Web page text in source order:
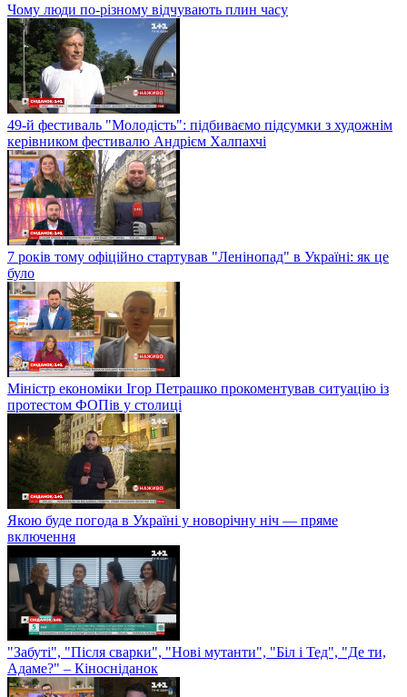
Чому люди по-різному відчувають плин часу
49-й фестиваль "Молодість": підбиваємо підсумки з художнім
керівником фестивалю Андрієм Халпахчі
7 років тому офіційно стартував "Ленінопад" в Україні: як це
було
Міністр економіки Ігор Петрашко прокоментував ситуацію із
протестом ФОПів у столиці
Якою буде погода в Україні у новорічну ніч — пряме
включення
"Забуті", "Після сварки", "Нові мутанти", "Біл і Тед", "Де ти,
Адаме?" – Кіносніданок